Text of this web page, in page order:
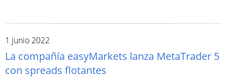
1 junio 2022
La compañía easyMarkets lanza MetaTrader 5
con spreads flotantes